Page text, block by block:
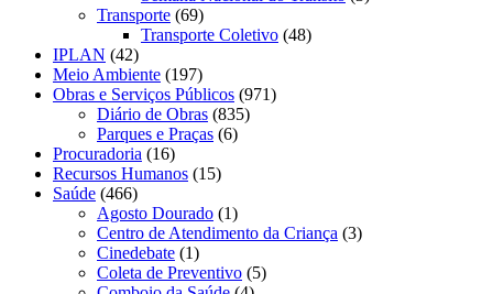
Transporte (69)
Transporte Coletivo (48)
IPLAN (42)
Meio Ambiente (197)
Obras e Serviços Públicos (971)
Diário de Obras (835)
Parques e Praças (6)
Procuradoria (16)
Recursos Humanos (15)
Saúde (466)
Agosto Dourado (1)
Centro de Atendimento da Criança (3)
Cinedebate (1)
Coleta de Preventivo (5)